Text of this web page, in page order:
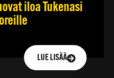
iloa Tukenasi
LUE LISÄÄ